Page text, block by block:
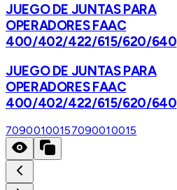
JUEGO DE JUNTAS PARA
OPERADORES FAAC
400/402/422/615/620/640
JUEGO DE JUNTAS PARA
OPERADORES FAAC
400/402/422/615/620/640
70900100157090010015